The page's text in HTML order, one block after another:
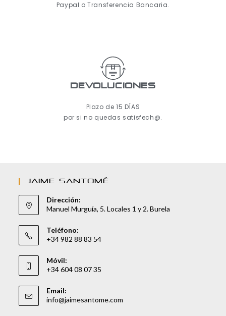
Paypal o Transferencia Bancaria.
Devoluciones
Plazo de 15 DÍAS
por si no quedas satisfech@.
JAIME SANTOMÉ
Dirección:
Manuel Murguía, 5. Locales 1 y 2. Burela
Teléfono:
+34 982 88 83 54
Móvil:
+34 604 08 07 35
Email:
info@jaimesantome.com